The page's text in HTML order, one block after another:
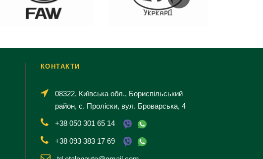
КОНТАКТИ
08322, Київська обл., Бориспільський
район, с. Проліски, вул. Броварська, 4
+38 050 301 65 14
+38 093 383 17 69